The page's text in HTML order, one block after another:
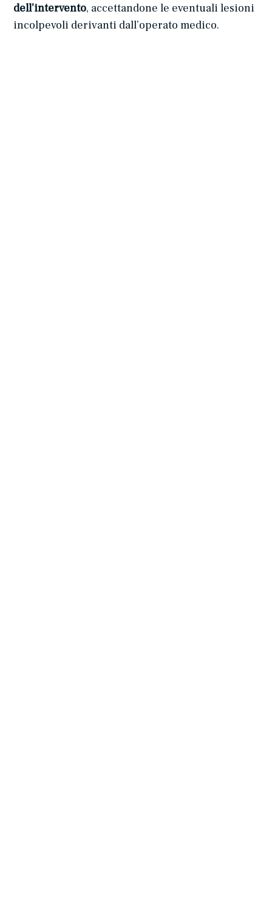
dell’intervento, accettandone le eventuali lesioni
incolpevoli derivanti dall’operato medico.